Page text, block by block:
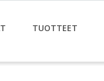
TUOTTEET